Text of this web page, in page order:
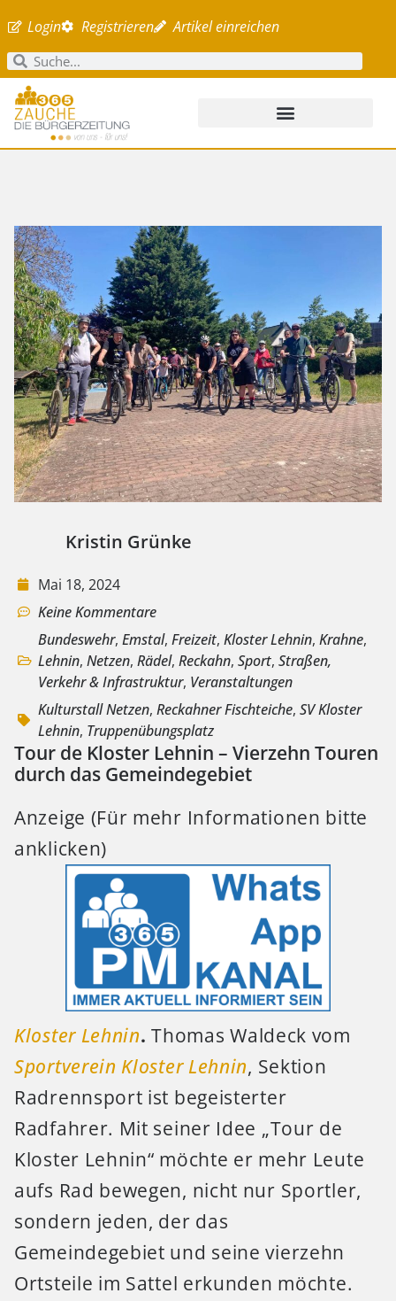
Login Registrieren Artikel einreichen
Kristin Grünke
Mai 18, 2024
Keine Kommentare
Bundeswehr, Emstal, Freizeit, Kloster Lehnin, Krahne,
Lehnin, Netzen, Rädel, Reckahn, Sport, Straßen,
Verkehr & Infrastruktur, Veranstaltungen
Kulturstall Netzen, Reckahner Fischteiche, SV Kloster
Lehnin, Truppenübungsplatz
Tour de Kloster Lehnin – Vierzehn Touren
durch das Gemeindegebiet
Anzeige (Für mehr Informationen bitte
anklicken)
Kloster Lehnin. Thomas Waldeck vom
Sportverein Kloster Lehnin, Sektion
Radrennsport ist begeisterter
Radfahrer. Mit seiner Idee „Tour de
Kloster Lehnin“ möchte er mehr Leute
aufs Rad bewegen, nicht nur Sportler,
sondern jeden, der das
Gemeindegebiet und seine vierzehn
Ortsteile im Sattel erkunden möchte.